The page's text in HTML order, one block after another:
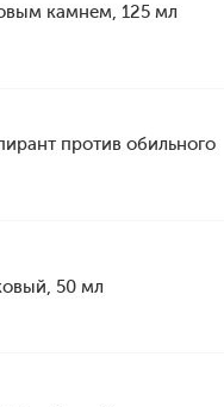
камнем, 125 мл
против обильного
50 мл